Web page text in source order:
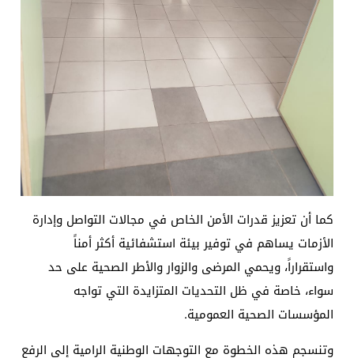
كما أن تعزيز قدرات الأمن الخاص في مجالات التواصل وإدارة
الأزمات يساهم في توفير بيئة استشفائية أكثر أمناً
واستقراراً، ويحمي المرضى والزوار والأطر الصحية على حد
سواء، خاصة في ظل التحديات المتزايدة التي تواجه
المؤسسات الصحية العمومية.
وتنسجم هذه الخطوة مع التوجهات الوطنية الرامية إلى الرفع